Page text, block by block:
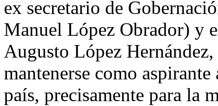
ex secretario de
Manuel López Obrador) y
Augusto López
mantenerse como
país, precisamente para la